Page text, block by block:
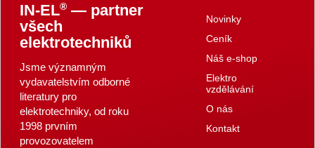
IN-EL®— partner
všech
elektrotechniků
Jsme významným
vydavatelstvím odborné
literatury pro
elektrotechniky, od roku
1998 prvním
provozovatelem
Novinky
Ceník
Náš e-shop
Elektro
vzdělávání
O nás
Kontakt